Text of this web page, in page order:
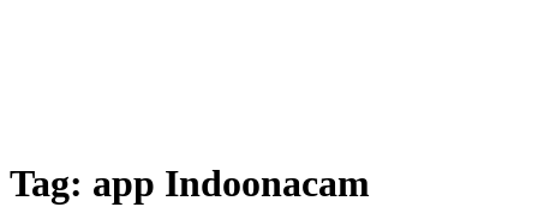
Tag: app Indoonacam